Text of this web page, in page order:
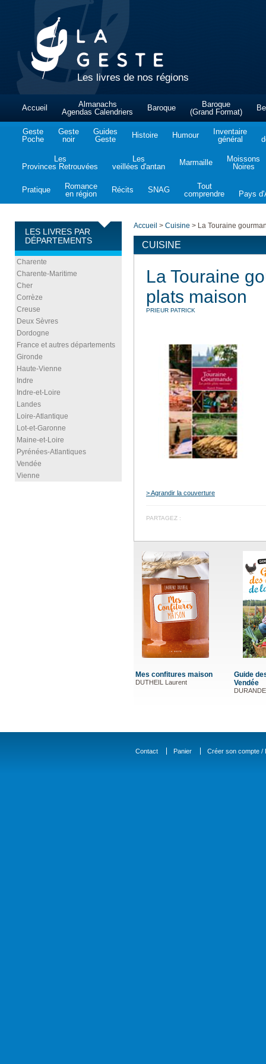
Les livres de nos régions
Accueil
Almanachs
Agendas Calendriers
Baroque
Baroque
(Grand Format)
Geste
Poche
Geste
noir
Guides
Geste
Histoire Humour
Inventaire
général
Les
Provinces Retrouvées
Les
veillées d'antan
Marmaille
Moissons
Noires
Pratique
Romance
en région
Récits SNAG
Tout
comprendre
Pays
LES LIVRES PAR
DÉPARTEMENTS
Charente
Charente-Maritime
Cher
Corrèze
Creuse
Deux Sèvres
Dordogne
France et autres départements
Gironde
Haute-Vienne
Indre
Indre-et-Loire
Landes
Loire-Atlantique
Lot-et-Garonne
Maine-et-Loire
Pyrénées-Atlantiques
Vendée
Vienne
Accueil > Cuisine > La Touraine
CUISINE
La Touraine
plats maison
PRIEUR PATRICK
> Agrandir la couverture
PARTAGEZ :
Mes confitures maison
DUTHEIL Laurent
Guide
Vendée
Contact Panier Créer son compte /